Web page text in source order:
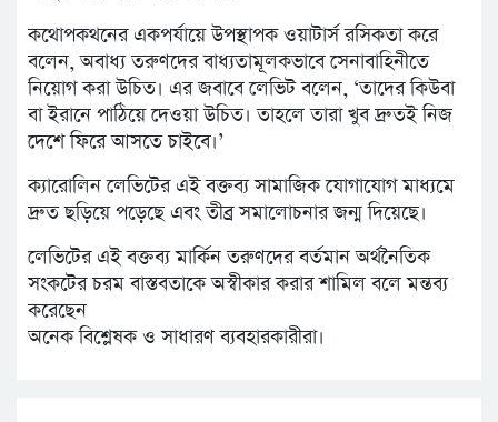
কথোপকথনের একপর্যায়ে উপস্থাপক ওয়াটার্স রসিকতা করে
বলেন, অবাধ্য তরুণদের বাধ্যতামূলকভাবে সেনাবাহিনীতে
নিয়োগ করা উচিত। এর জবাবে লেভিট বলেন, ‘তাদের কিউবা
বা ইরানে পাঠিয়ে দেওয়া উচিত। তাহলে তারা খুব দ্রুতই নিজ
দেশে ফিরে আসতে চাইবে।’
ক্যারোলিন লেভিটের এই বক্তব্য সামাজিক যোগাযোগ মাধ্যমে
দ্রুত ছড়িয়ে পড়েছে এবং তীব্র সমালোচনার জন্ম দিয়েছে।
লেভিটের এই বক্তব্য মার্কিন তরুণদের বর্তমান অর্থনৈতিক
সংকটের চরম বাস্তবতাকে অস্বীকার করার শামিল বলে মন্তব্য
করেছেন
অনেক বিশ্লেষক ও সাধারণ ব্যবহারকারীরা।